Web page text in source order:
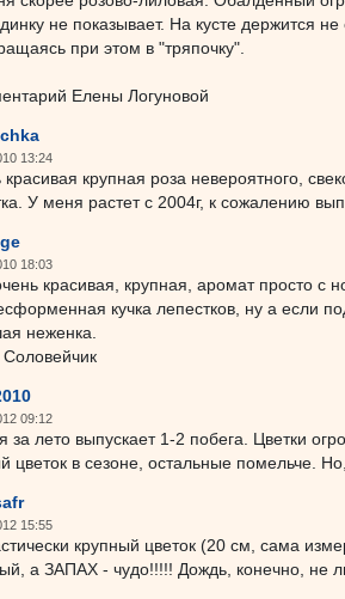
не показывает. На кусте держится
при этом в "тряпочку".
Елены Логуновой
13:24
крупная роза невероятного,
У меня растет с 2004г, к сожалению
18:03
красивая, крупная, аромат просто с
кучка лепестков, ну а если
неженка.
09:12
за лето выпускает 1-2 побега. Цветки
цветок в сезоне, остальные помельче.
15:55
крупный цветок (20 см, сама
а ЗАПАХ - чудо!!!!! Дождь, конечно, не